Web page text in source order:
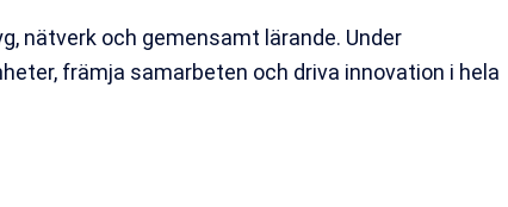
nätverk och gemensamt lärande. Under
främja samarbeten och driva innovation i hela